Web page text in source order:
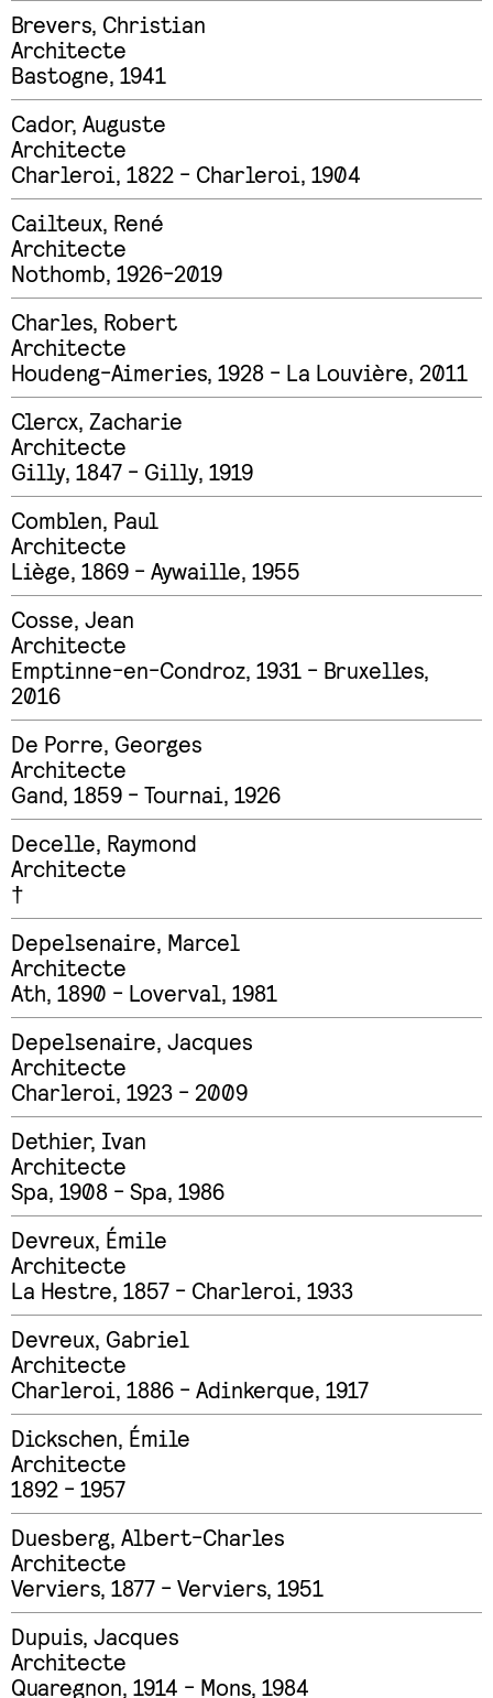
Brevers, Christian
Architecte
Bastogne, 1941
Cador, Auguste
Architecte
Charleroi, 1822 - Charleroi, 1904
Cailteux, René
Architecte
Nothomb, 1926-2019
Charles, Robert
Architecte
Houdeng-Aimeries, 1928 - La Louvière, 2011
Clercx, Zacharie
Architecte
Gilly, 1847 - Gilly, 1919
Comblen, Paul
Architecte
Liège, 1869 - Aywaille, 1955
Cosse, Jean
Architecte
Emptinne-en-Condroz, 1931 - Bruxelles,
2016
De Porre, Georges
Architecte
Gand, 1859 - Tournai, 1926
Decelle, Raymond
Architecte
†
Depelsenaire, Marcel
Architecte
Ath, 1890 - Loverval, 1981
Depelsenaire, Jacques
Architecte
Charleroi, 1923 - 2009
Dethier, Ivan
Architecte
Spa, 1908 - Spa, 1986
Devreux, Émile
Architecte
La Hestre, 1857 - Charleroi, 1933
Devreux, Gabriel
Architecte
Charleroi, 1886 - Adinkerque, 1917
Dickschen, Émile
Architecte
1892 - 1957
Duesberg, Albert-Charles
Architecte
Verviers, 1877 - Verviers, 1951
Dupuis, Jacques
Architecte
Quaregnon, 1914 - Mons, 1984